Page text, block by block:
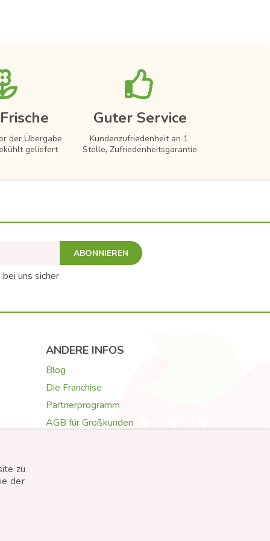
der Übergabe
geliefert
Guter Service
Kundenzufriedenheit an 1.
Stelle, Zufriedenheitsgarantie
ABONNIEREN
uns sicher.
ANDERE INFOS
Blog
Die Franchise
Partnerprogramm
AGB für Großkunden
zu
der